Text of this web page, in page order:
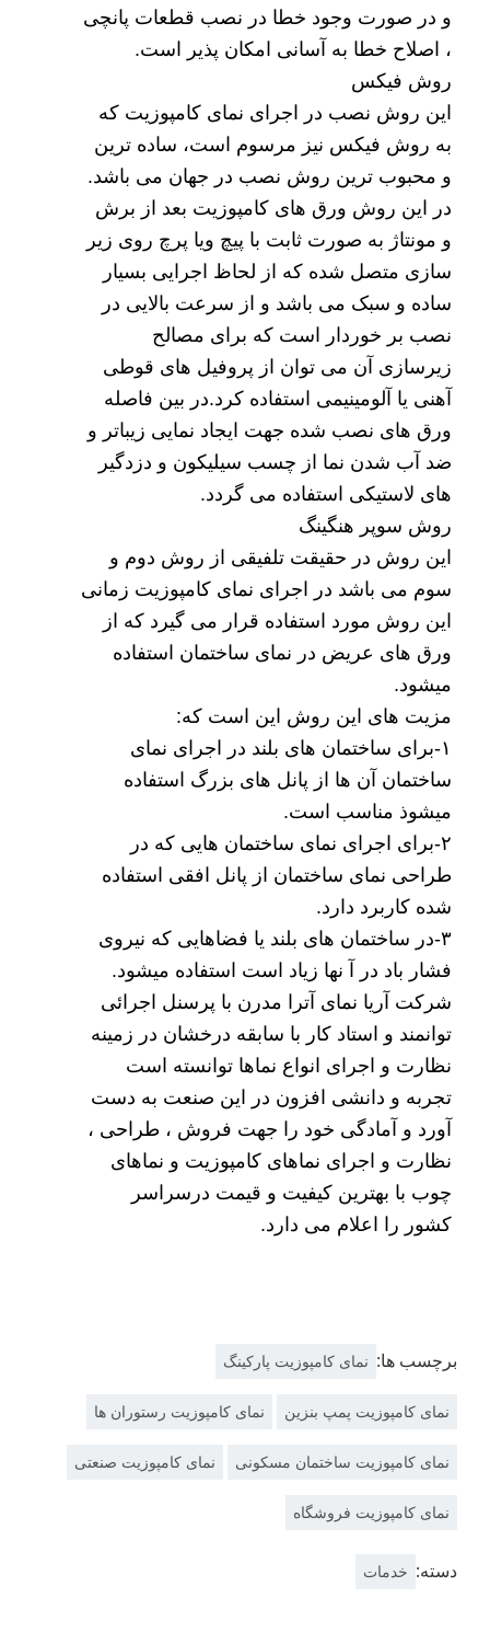
و در صورت وجود خطا در نصب قطعات پانچی
، اصلاح خطا به آسانی امکان پذیر است.
روش فیکس
این روش نصب در اجرای نمای کامپوزیت که
به روش فیکس نیز مرسوم است، ساده ترین
و محبوب ترین روش نصب در جهان می باشد.
در این روش ورق های کامپوزیت بعد از برش
و مونتاژ به صورت ثابت با پیچ ویا پرچ روی زیر
سازی متصل شده که از لحاظ اجرایی بسیار
ساده و سبک می باشد و از سرعت بالایی در
نصب بر خوردار است که برای مصالح
زیرسازی آن می توان از پروفیل های قوطی
آهنی یا آلومینیمی استفاده کرد.در بین فاصله
ورق های نصب شده جهت ایجاد نمایی زیباتر و
ضد آب شدن نما از چسب سیلیکون و دزدگیر
های لاستیکی استفاده می گردد.
روش سوپر هنگینگ
این روش در حقیقت تلفیقی از روش دوم و
سوم می باشد در اجرای نمای کامپوزیت زمانی
این روش مورد استفاده قرار می گیرد که از
ورق های عریض در نمای ساختمان استفاده
میشود.
مزیت های این روش این است که:
۱-برای ساختمان های بلند در اجرای نمای
ساختمان آن ها از پانل های بزرگ استفاده
میشوذ مناسب است.
۲-برای اجرای نمای ساختمان هایی که در
طراحی نمای ساختمان از پانل افقی استفاده
شده کاربرد دارد.
۳-در ساختمان های بلند یا فضاهایی که نیروی
فشار باد در آ نها زیاد است استفاده میشود.
شرکت آریا نمای آترا مدرن با پرسنل اجرائی
توانمند و استاد کار با سابقه درخشان در زمینه
نظارت و اجرای انواع نماها توانسته است
تجربه و دانشی افزون در این صنعت به دست
آورد و آمادگی خود را جهت فروش ، طراحی ،
نظارت و اجرای نماهای کامپوزیت و نماهای
چوب با بهترین کیفیت و قیمت درسراسر
کشور را اعلام می دارد.
برچسب ها: نمای کامپوزیت پارکینگ
نمای کامپوزیت پمپ بنزین نمای کامپوزیت رستوران ها
نمای کامپوزیت ساختمان مسکونی نمای کامپوزیت صنعتی
نمای کامپوزیت فروشگاه
دسته: خدمات